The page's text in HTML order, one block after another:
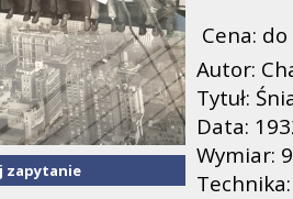
zapytanie
Cena:
Autor:
Tytuł:
Data:
Wymiar: